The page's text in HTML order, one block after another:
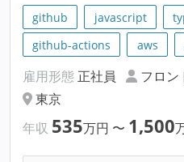
github javascript
github-actions
aws
雇用形態 正社員
フロン
東京
年収 535万円 〜 1,500